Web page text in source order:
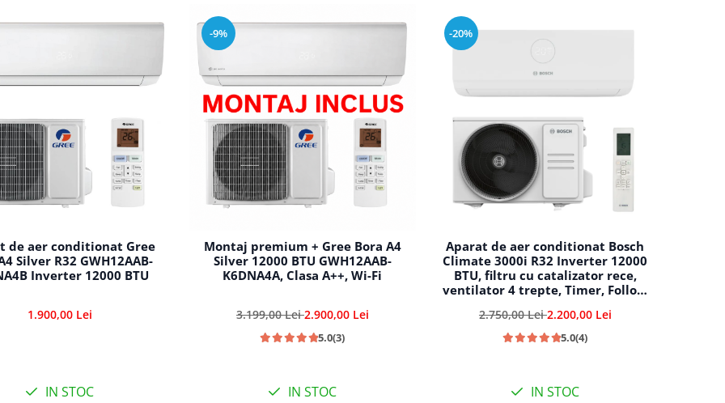
de aer conditionat Gree
Silver R32 GWH12AAB-
Inverter 12000 BTU
1.900,00 Lei
IN STOC
-9%
Montaj premium + Gree Bora A4
Silver 12000 BTU GWH12AAB-
K6DNA4A, Clasa A++, Wi-Fi
3.199,00 Lei2.900,00 Lei
5.0(3)
IN STOC
-20%
Aparat de aer conditionat Bosch
Climate 3000i R32 Inverter 12000
BTU, filtru cu catalizator rece,
ventilator 4 trepte, Timer, Follow
CL3000iU W 35 E - CL3000i 35 E
2.750,00 Lei2.200,00 Lei
5.0(4)
IN STOC